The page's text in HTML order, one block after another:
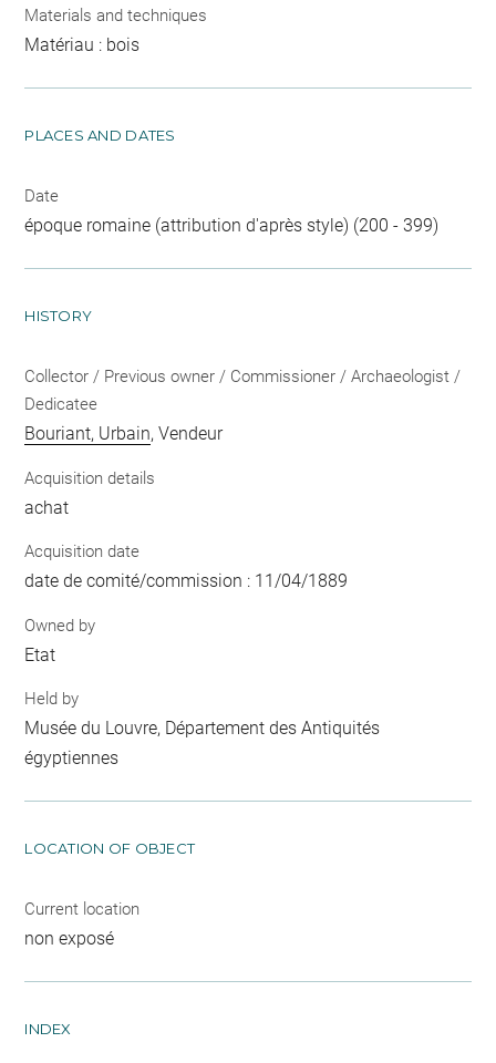
Materials and techniques
Matériau : bois
PLACES AND DATES
Date
époque romaine (attribution d'après style) (200 - 399)
HISTORY
Collector / Previous owner / Commissioner / Archaeologist /
Dedicatee
Bouriant, Urbain, Vendeur
Acquisition details
achat
Acquisition date
date de comité/commission : 11/04/1889
Owned by
Etat
Held by
Musée du Louvre, Département des Antiquités
égyptiennes
LOCATION OF OBJECT
Current location
non exposé
INDEX